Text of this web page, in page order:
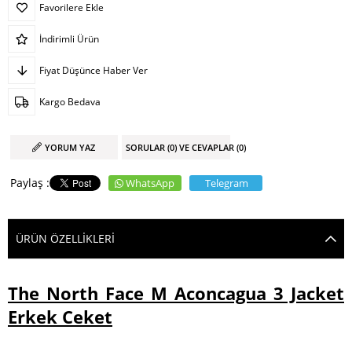
Favorilere Ekle
İndirimli Ürün
Fiyat Düşünce Haber Ver
Kargo Bedava
YORUM YAZ SORULAR (0) VE CEVAPLAR (0)
WhatsApp Telegram
ÜRÜN ÖZELLIKLERI
The North Face M Aconcagua 3 Jacket
Erkek Ceket